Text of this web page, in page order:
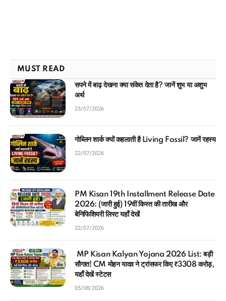
MUST READ
सपने में बाढ़ देखना क्या संकेत देता है? जानें शुभ या अशुभ
अर्थ
23/07/2026
गोब्लिन शार्क क्यों कहलाती है Living Fossil? जानें रहस्य
22/07/2026
PM Kisan 19th Installment Release Date
2026: (जारी हुई) 19वीं किस्त की तारीख और
बेनिफिशियरी लिस्ट यहाँ देखें
22/07/2026
MP Kisan Kalyan Yojana 2026 List: बड़ी
सौगात! CM मोहन यादव ने ट्रांसफर किए ₹3308 करोड़,
यहाँ देखें स्टेटस
05/08/2026